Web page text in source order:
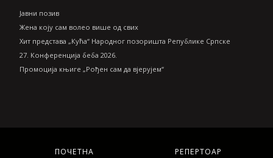
Jавни позив
Жена коју сам волео више од свих
Хит представа „Кућа“ Народног позоришта Републике Српске
27. Конференција беба 2026.
Промоција књиге „Рођен сам да вјерујем“
ПОЧЕТНА
РЕПЕРТОАР